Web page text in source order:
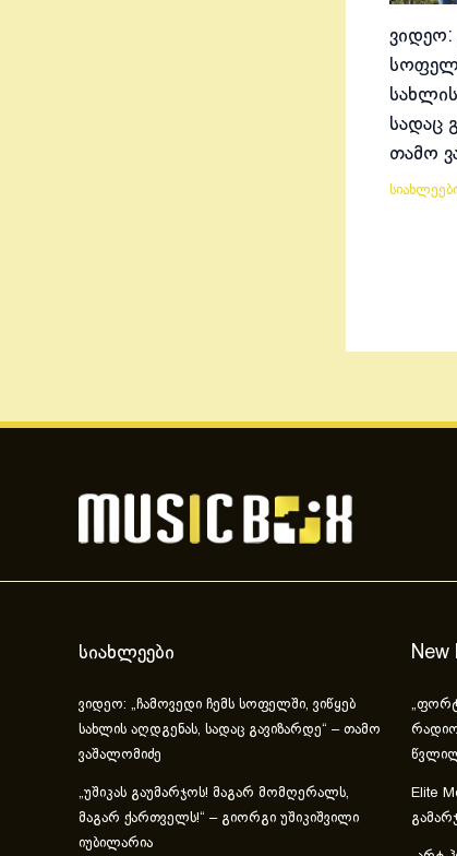
ვიდეო:
სადაც
თამო
სიახლეები
ვიდეო: „ჩამოვედი ჩემს სოფელში, ვიწყებ
სახლის აღდგენას, სადაც გავიზარდე“ – თამო
ვაშალომიძე
„უშიკას გაუმარჯოს! მაგარ მომღერალს,
მაგარ ქართველს!“ – გიორგი უშიკიშვილი
იუბილარია
New
Elite